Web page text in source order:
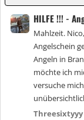
HILFE !!! -
Mahlzeit.
Angelschein
Angeln in
möchte ich
versuche
Threesixtyyy